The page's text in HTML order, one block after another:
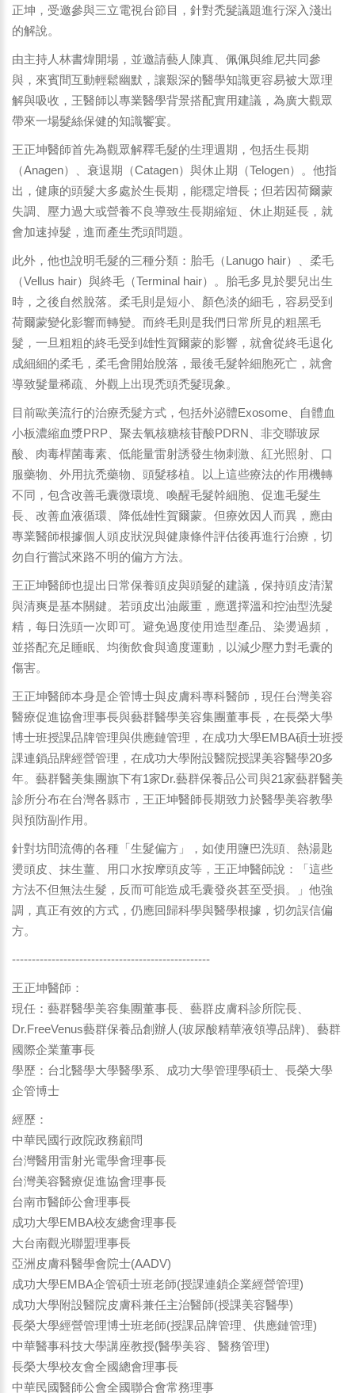
正坤，受邀參與三立電視台節目，針對禿髮議題進行深入淺出
的解說。
由主持人林書煒開場，並邀請藝人陳真、佩佩與維尼共同參
與，來賓間互動輕鬆幽默，讓艱深的醫學知識更容易被大眾理
解與吸收，王醫師以專業醫學背景搭配實用建議，為廣大觀眾
帶來一場髮絲保健的知識饗宴。
王正坤醫師首先為觀眾解釋毛髮的生理週期，包括生長期
（Anagen）、衰退期（Catagen）與休止期（Telogen）。他指
出，健康的頭髮大多處於生長期，能穩定增長；但若因荷爾蒙
失調、壓力過大或營養不良導致生長期縮短、休止期延長，就
會加速掉髮，進而產生禿頭問題。
此外，他也說明毛髮的三種分類：胎毛（Lanugo hair）、柔毛
（Vellus hair）與終毛（Terminal hair）。胎毛多見於嬰兒出生
時，之後自然脫落。柔毛則是短小、顏色淡的細毛，容易受到
荷爾蒙變化影響而轉變。而終毛則是我們日常所見的粗黑毛
髮，一旦粗粗的終毛受到雄性賀爾蒙的影響，就會從終毛退化
成細細的柔毛，柔毛會開始脫落，最後毛髮幹細胞死亡，就會
導致髮量稀疏、外觀上出現禿頭禿髮現象。
目前歐美流行的治療禿髮方式，包括外泌體Exosome、自體血
小板濃縮血漿PRP、聚去氧核糖核苷酸PDRN、非交聯玻尿
酸、肉毒桿菌毒素、低能量雷射誘發生物刺激、紅光照射、口
服藥物、外用抗禿藥物、頭髮移植。以上這些療法的作用機轉
不同，包含改善毛囊微環境、喚醒毛髮幹細胞、促進毛髮生
長、改善血液循環、降低雄性賀爾蒙。但療效因人而異，應由
專業醫師根據個人頭皮狀況與健康條件評估後再進行治療，切
勿自行嘗試來路不明的偏方方法。
王正坤醫師也提出日常保養頭皮與頭髮的建議，保持頭皮清潔
與清爽是基本關鍵。若頭皮出油嚴重，應選擇溫和控油型洗髮
精，每日洗頭一次即可。避免過度使用造型產品、染燙過頻，
並搭配充足睡眠、均衡飲食與適度運動，以減少壓力對毛囊的
傷害。
王正坤醫師本身是企管博士與皮膚科專科醫師，現任台灣美容
醫療促進協會理事長與藝群醫學美容集團董事長，在長榮大學
博士班授課品牌管理與供應鏈管理，在成功大學EMBA碩士班授
課連鎖品牌經營管理，在成功大學附設醫院授課美容醫學20多
年。藝群醫美集團旗下有1家Dr.藝群保養品公司與21家藝群醫美
診所分布在台灣各縣市，王正坤醫師長期致力於醫學美容教學
與預防副作用。
針對坊間流傳的各種「生髮偏方」，如使用鹽巴洗頭、熱湯匙
燙頭皮、抹生薑、用口水按摩頭皮等，王正坤醫師說：「這些
方法不但無法生髮，反而可能造成毛囊發炎甚至受損。」他強
調，真正有效的方式，仍應回歸科學與醫學根據，切勿誤信偏
方。
--------------------------------------------------
王正坤醫師：
現任：藝群醫學美容集團董事長、藝群皮膚科診所院長、
Dr.FreeVenus藝群保養品創辦人(玻尿酸精華液領導品牌)、藝群
國際企業董事長
學歷：台北醫學大學醫學系、成功大學管理學碩士、長榮大學
企管博士
經歷：
中華民國行政院政務顧問
台灣醫用雷射光電學會理事長
台灣美容醫療促進協會理事長
台南市醫師公會理事長
成功大學EMBA校友總會理事長
大台南觀光聯盟理事長
亞洲皮膚科醫學會院士(AADV)
成功大學EMBA企管碩士班老師(授課連鎖企業經營管理)
成功大學附設醫院皮膚科兼任主治醫師(授課美容醫學)
長榮大學經營管理博士班老師(授課品牌管理、供應鏈管理)
中華醫事科技大學講座教授(醫學美容、醫務管理)
長榮大學校友會全國總會理事長
中華民國醫師公會全國聯合會常務理事